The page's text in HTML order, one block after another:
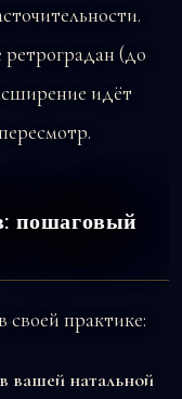
(до
идёт
пошаговый
своей практике:
вашей натальной